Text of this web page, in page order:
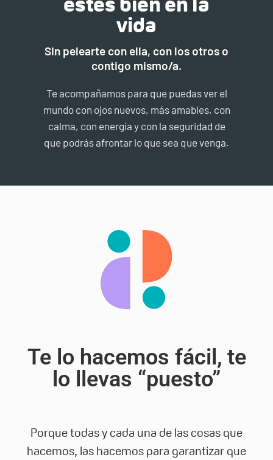
vida
Sin pelearte con ella, con los otros o
contigo mismo/a.
Te acompañamos para que puedas ver el
mundo con ojos nuevos, más amables, con
calma, con energía y con la seguridad de
que podrás afrontar lo que sea que venga.
Te lo hacemos fácil, te
lo llevas “puesto”
Porque todas y cada una de las cosas que
hacemos, las hacemos para garantizar que